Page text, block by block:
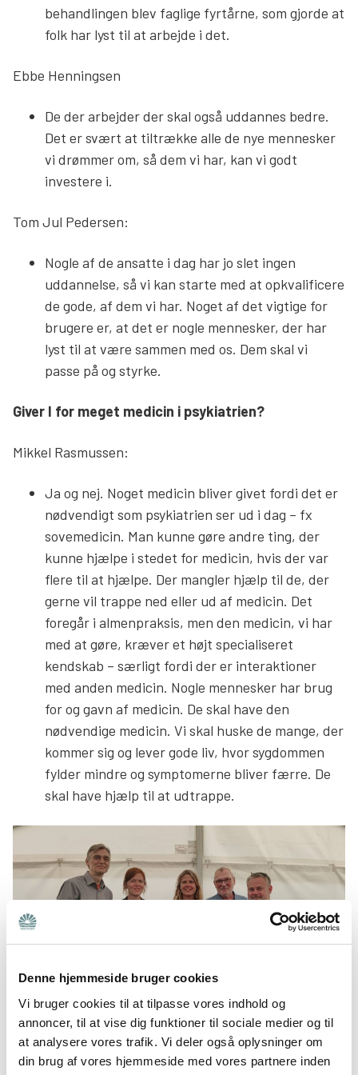
Denne hjemmeside bruger cookies
Vi bruger cookies til at tilpasse vores indhold og
annoncer, til at vise dig funktioner til sociale medier og til
at analysere vores trafik. Vi deler også oplysninger om
din brug af vores hjemmeside med vores partnere inden
behandlingen blev faglige fyrtårne, som gjorde at
folk har lyst til at arbejde i det.
Ebbe Henningsen
De der arbejder der skal også uddannes bedre.
Det er svært at tiltrække alle de nye mennesker
vi drømmer om, så dem vi har, kan vi godt
investere i.
Tom Jul Pedersen:
Nogle af de ansatte i dag har jo slet ingen
uddannelse, så vi kan starte med at opkvalificere
de gode, af dem vi har. Noget af det vigtige for
brugere er, at det er nogle mennesker, der har
lyst til at være sammen med os. Dem skal vi
passe på og styrke.
Giver I for meget medicin i psykiatrien?
Mikkel Rasmussen:
Ja og nej. Noget medicin bliver givet fordi det er
nødvendigt som psykiatrien ser ud i dag – fx
sovemedicin. Man kunne gøre andre ting, der
kunne hjælpe i stedet for medicin, hvis der var
flere til at hjælpe. Der mangler hjælp til de, der
gerne vil trappe ned eller ud af medicin. Det
foregår i almenpraksis, men den medicin, vi har
med at gøre, kræver et højt specialiseret
kendskab – særligt fordi der er interaktioner
med anden medicin. Nogle mennesker har brug
for og gavn af medicin. De skal have den
nødvendige medicin. Vi skal huske de mange, der
kommer sig og lever gode liv, hvor sygdommen
fylder mindre og symptomerne bliver færre. De
skal have hjælp til at udtrappe.
Helene Probst (Vicedirektør i Sundhedsstyrelsen) ,Trine
Torp (MF for SF), Mikkel Rasmussen (Dansk Psykiatrisk
Selskab / Psykiatri-Listen), Ebbe Henningsen (Bedre